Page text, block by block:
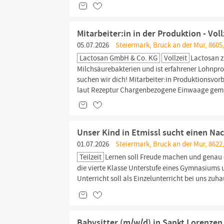
Mitarbeiter:in in der Produktion -
05.07.2026
Steiermark, Bruck an der Mur,
Lactosan GmbH & Co. KG
Vollzeit Lactosan
Milchsäurebakterien und ist erfahrener
suchen wir dich! Mitarbeiter:in
laut Rezeptur Chargenbezogene Einwaage
Unser Kind in Etmissl sucht einen
01.07.2026
Steiermark, Bruck an der Mur,
Teilzeit Lernen soll Freude machen und
die vierte Klasse Unterstufe eines
Unterricht soll als Einzelunterricht bei uns